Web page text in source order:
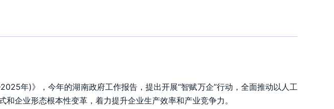
年)》，今年的湖南政府工作报告，提出开展“智赋万企”行动，全面推动以人工
企业形态根本性变革，着力提升企业生产效率和产业竞争力。